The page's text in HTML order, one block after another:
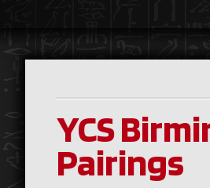
YCS
Pairings